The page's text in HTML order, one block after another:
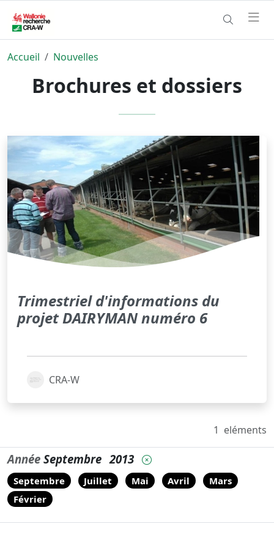
Accueil Nouvelles
Brochures et dossiers
Trimestriel d'informations du
projet DAIRYMAN numéro 6
CRA-W
1 eléments
Année Septembre 2013
Septembre Juillet Mai Avril
Mars
Février